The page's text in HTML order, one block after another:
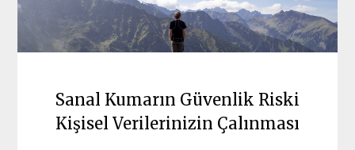
Sanal Kumarın Güvenlik Riski
Kişisel Verilerinizin Çalınması